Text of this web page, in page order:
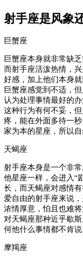
射手座是风象
巨蟹座
巨蟹座本身就非常缺
而射手座活泼热情，
好感，加上他们本身
巨蟹座感觉到不适，
认为处理事情最好的
这种行为有何不妥，
疼，能在外面多待一
家为本的星座，所以自
天蝎座
射手座本身是一个非
他星座一样，会进入“
长，而天蝎座对感情
爱自由的射手座来说
浓情厚意，怕且也难
对天蝎座那种近乎歇
何他什么事情都不肯
摩羯座